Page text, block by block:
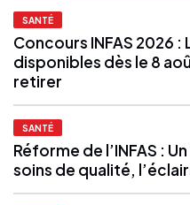
SANTÉ
Concours INFAS 2026
disponibles dès le 8
retirer
SANTÉ
Réforme de l’INFAS :
soins de qualité,